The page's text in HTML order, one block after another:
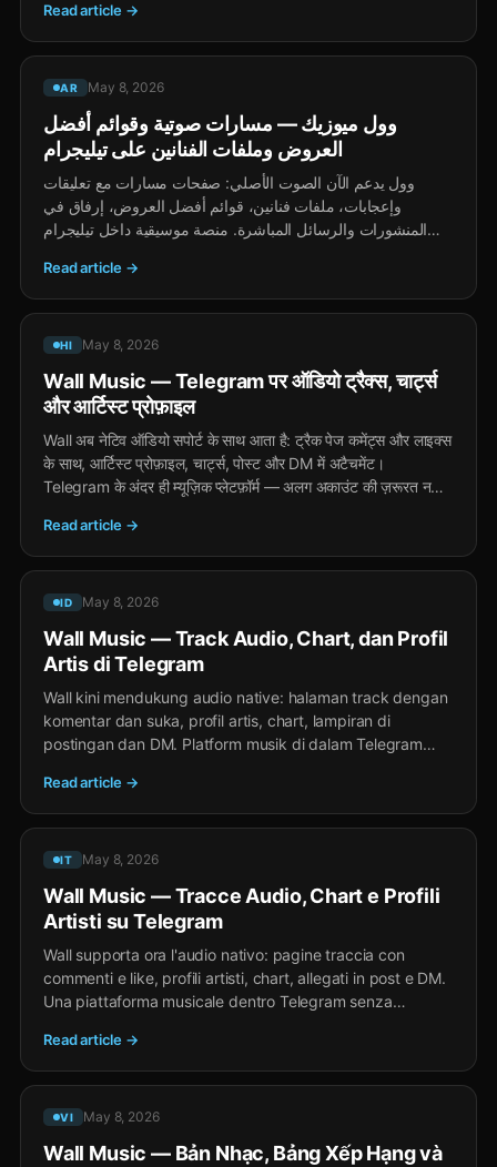
sunan bir müzik platformu.
Read article →
AR May 8, 2026
وول ميوزيك — مسارات صوتية وقوائم أفضل
العروض وملفات الفنانين على تيليجرام
وول يدعم الآن الصوت الأصلي: صفحات مسارات مع تعليقات
وإعجابات، ملفات فنانين، قوائم أفضل العروض، إرفاق في
المنشورات والرسائل المباشرة. منصة موسيقية داخل تيليجرام
TON وهدايا Stars.
Read article →
HI May 8, 2026
Wall Music — Telegram पर ऑडियो ट्रैक्स, चार्ट्स
और आर्टिस्ट प्रोफ़ाइल
Wall अब नेटिव ऑडियो सपोर्ट के साथ आता है: ट्रैक पेज कमेंट्स और लाइक्स
के साथ, आर्टिस्ट प्रोफ़ाइल, चार्ट्स, पोस्ट और DM में अटैचमेंट।
Telegram के अंदर ही म्यूज़िक प्लेटफ़ॉर्म — अलग अकाउंट की ज़रूरत नहीं,
Read article →
ID May 8, 2026
Wall Music — Track Audio, Chart, dan Profil
Artis di Telegram
Wall kini mendukung audio native: halaman track dengan
komentar dan suka, profil artis, chart, lampiran di
postingan dan DM. Platform musik di dalam Telegram
bagi kreator via tip TON dan hadiah Stars.
Read article →
IT May 8, 2026
Wall Music — Tracce Audio, Chart e Profili
Artisti su Telegram
Wall supporta ora l'audio nativo: pagine traccia con
commenti e like, profili artisti, chart, allegati in post e DM.
Una piattaforma musicale dentro Telegram senza
creator tramite tip TON e regali Stars.
Read article →
VI May 8, 2026
Wall Music — Bản Nhạc, Bảng Xếp Hạng và